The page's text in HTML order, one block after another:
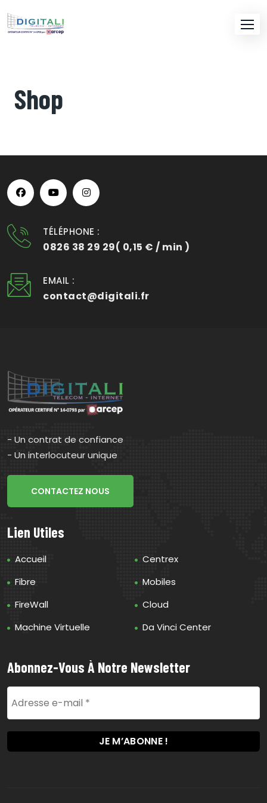
to
Shop
TÉLÉPHONE :
0826 38 29 29( 0,15 € / min )
EMAIL :
contact@digitali.fr
- Un contrat de confiance
- Un interlocuteur unique
CONTACTEZ NOUS
Lien Utiles
Accueil
Centrex
Fibre
Mobiles
FireWall
Cloud
Machine Virtuelle
Da Vinci Center
Abonnez-Vous À Notre Newsletter